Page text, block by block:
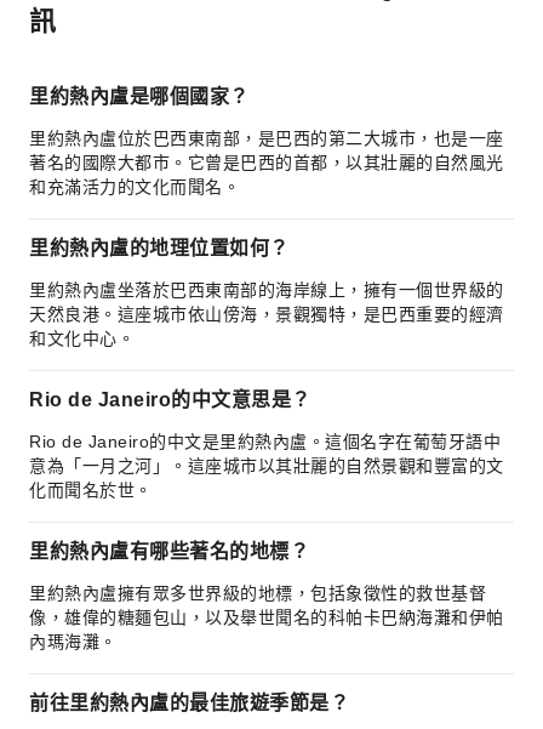
訊
里約熱內盧是哪個國家？
里約熱內盧位於巴西東南部，是巴西的第二大城市，也是一座
著名的國際大都市。它曾是巴西的首都，以其壯麗的自然風光
和充滿活力的文化而聞名。
里約熱內盧的地理位置如何？
里約熱內盧坐落於巴西東南部的海岸線上，擁有一個世界級的
天然良港。這座城市依山傍海，景觀獨特，是巴西重要的經濟
和文化中心。
Rio de Janeiro的中文意思是？
Rio de Janeiro的中文是里約熱內盧。這個名字在葡萄牙語中
意為「一月之河」。這座城市以其壯麗的自然景觀和豐富的文
化而聞名於世。
里約熱內盧有哪些著名的地標？
里約熱內盧擁有眾多世界級的地標，包括象徵性的救世基督
像，雄偉的糖麵包山，以及舉世聞名的科帕卡巴納海灘和伊帕
內瑪海灘。
前往里約熱內盧的最佳旅遊季節是？